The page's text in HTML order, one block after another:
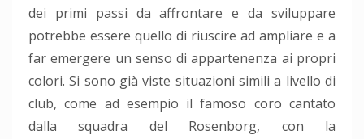
dei primi passi da affrontare e da sviluppare
potrebbe essere quello di riuscire ad ampliare e a
far emergere un senso di appartenenza ai propri
colori. Si sono già viste situazioni simili a livello di
club, come ad esempio il famoso coro cantato
dalla squadra del Rosenborg, con la